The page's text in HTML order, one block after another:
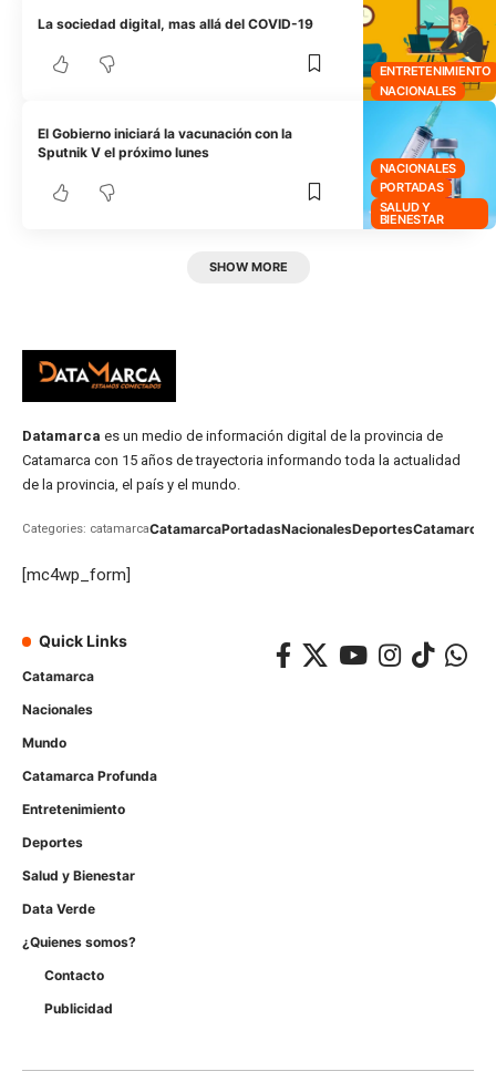
ENTRETENIMIENTO
NACIONALES
La sociedad digital, mas allá del COVID-19
NACIONALES
PORTADAS
SALUD Y
BIENESTAR
El Gobierno iniciará la vacunación con la
Sputnik V el próximo lunes
SHOW MORE
Datamarca es un medio de información digital de la provincia de
Catamarca con 15 años de trayectoria informando toda la actualidad
de la provincia, el país y el mundo.
Categories: catamarcaCatamarcaPortadasNacionalesDeportesCatamarca
[mc4wp_form]
Quick Links
Catamarca
Nacionales
Mundo
Catamarca Profunda
Entretenimiento
Deportes
Salud y Bienestar
Data Verde
¿Quienes somos?
Contacto
Publicidad